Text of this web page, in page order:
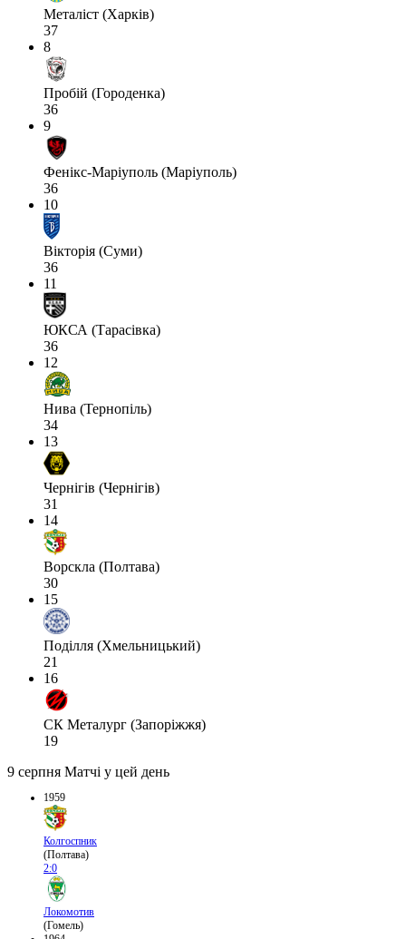
Металіст (Харків)
37
8
Пробій (Городенка)
36
9
Фенікс-Маріуполь (Маріуполь)
36
10
Вікторія (Суми)
36
11
ЮКСА (Тарасівка)
36
12
Нива (Тернопіль)
34
13
Чернігів (Чернігів)
31
14
Ворскла (Полтава)
30
15
Поділля (Хмельницький)
21
16
СК Металург (Запоріжжя)
19
9 серпня Матчі у цей день
1959
Колгоспник
(Полтава)
2:0
Локомотив
(Гомель)